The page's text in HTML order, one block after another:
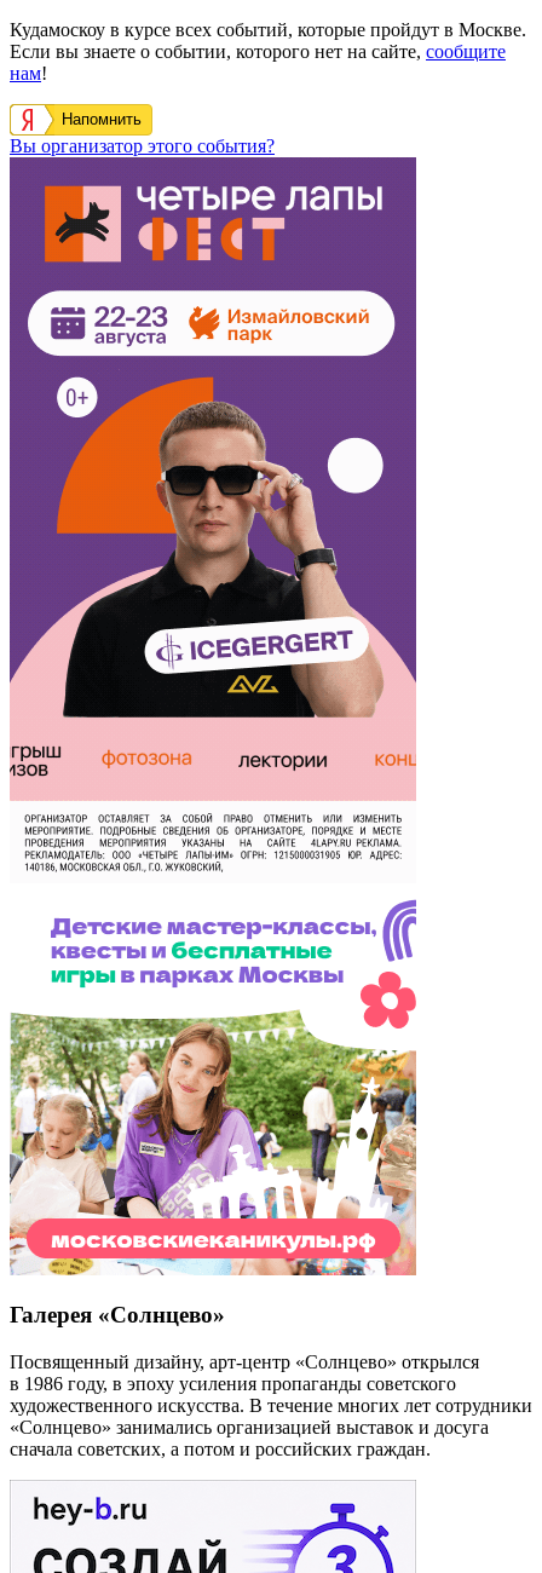
Кудамоскоу в курсе всех событий, которые пройдут в Москве.
Если вы знаете о событии, которого нет на сайте, сообщите
нам!
Напомнить
Вы организатор этого события?
Галерея «Солнцево»
Посвященный дизайну, арт-центр «Солнцево» открылся
в 1986 году, в эпоху усиления пропаганды советского
художественного искусства. В течение многих лет сотрудники
«Солнцево» занимались организацией выставок и досуга
сначала советских, а потом и российских граждан.